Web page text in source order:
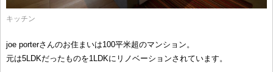
キッチン
joe porterさんのお住まいは100平米超のマンション。
元は5LDKだったものを1LDKにリノベーションされています。